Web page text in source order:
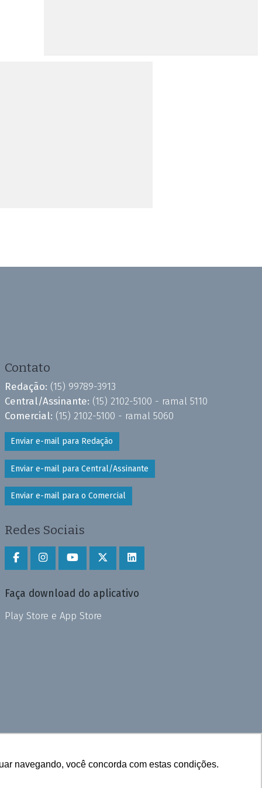
navegando, você concorda com estas condições.
Contato
Redação: (15) 99789-3913
Central/Assinante: (15) 2102-5100 - ramal 5110
Comercial: (15) 2102-5100 - ramal 5060
Enviar e-mail para Redação
Enviar e-mail para Central/Assinante
Enviar e-mail para o Comercial
Redes Sociais
Faça download do aplicativo
Play Store e App Store